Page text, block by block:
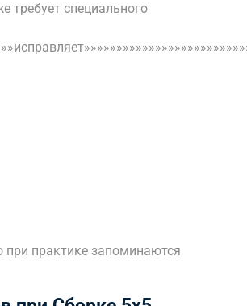
требует специального
при практике запоминаются